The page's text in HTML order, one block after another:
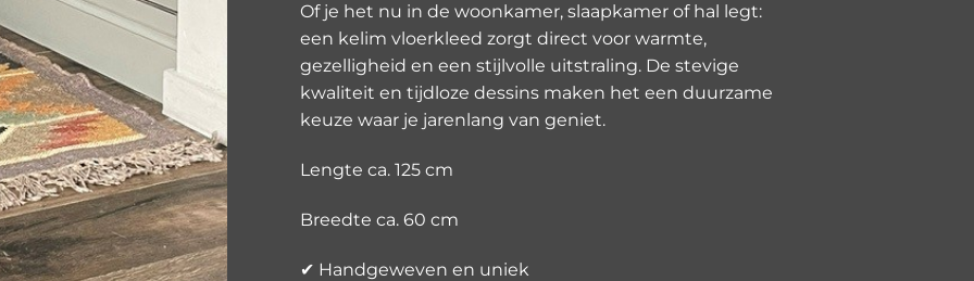
Of je het nu in de woonkamer, slaapkamer of hal legt:
een kelim vloerkleed zorgt direct voor warmte,
gezelligheid en een stijlvolle uitstraling. De stevige
kwaliteit en tijdloze dessins maken het een duurzame
keuze waar je jarenlang van geniet.
Lengte ca. 125 cm
Breedte ca. 60 cm
✔ Handgeweven en uniek